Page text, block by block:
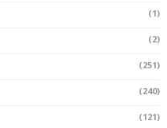
(1)
(2)
(251)
(240)
(121)